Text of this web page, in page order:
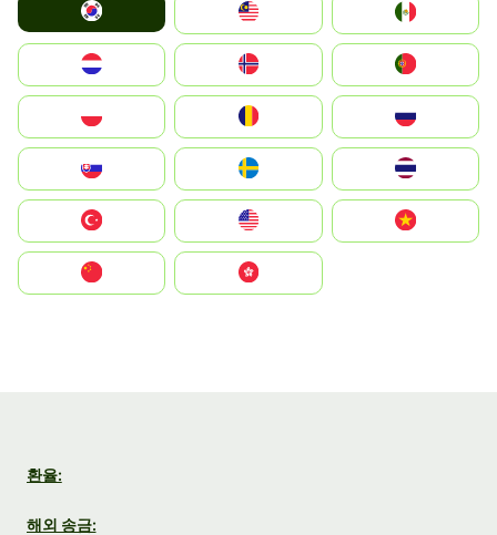
South Korea
United States
中國香港特別行政區
환율:
해외 송금: